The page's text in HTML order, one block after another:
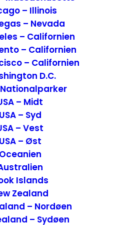
– Illinois
– Nevada
– Californien
– Californien
– Californien
D.C.
Nationalparker
– Midt
USA – Syd
– Vest
USA – Øst
Oceanien
Islands
Zealand
– Nordøen
– Sydøen
rigeste lande og
befolkningen. Qatar er
af indbyggerne er